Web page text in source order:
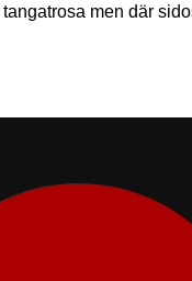
men där